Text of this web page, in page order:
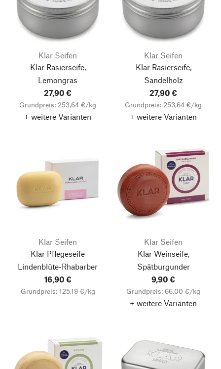
Klar Seifen
Klar Rasierseife,
Lemongras
27,90 €
Grundpreis: 253,64 €/kg
+ weitere Varianten
Klar Seifen
Klar Rasierseife,
Sandelholz
27,90 €
Grundpreis: 253,64 €/kg
+ weitere Varianten
Klar Seifen
Klar Pflegeseife
Lindenblüte-Rhabarber
16,90 €
Grundpreis: 125,19 €/kg
Klar Seifen
Klar Weinseife,
Spätburgunder
9,90 €
Grundpreis: 66,00 €/kg
+ weitere Varianten